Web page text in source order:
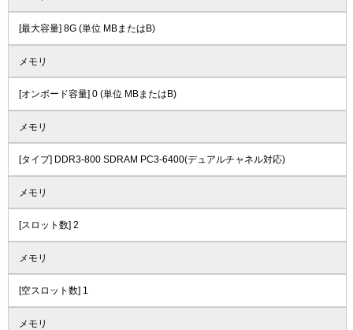
[最大容量] 8G (単位 MBまたはB)
メモリ
[オンボード容量] 0 (単位 MBまたはB)
メモリ
[タイプ] DDR3-800 SDRAM PC3-6400(デュアルチャネル対応)
メモリ
[スロット数] 2
メモリ
[空スロット数] 1
メモリ